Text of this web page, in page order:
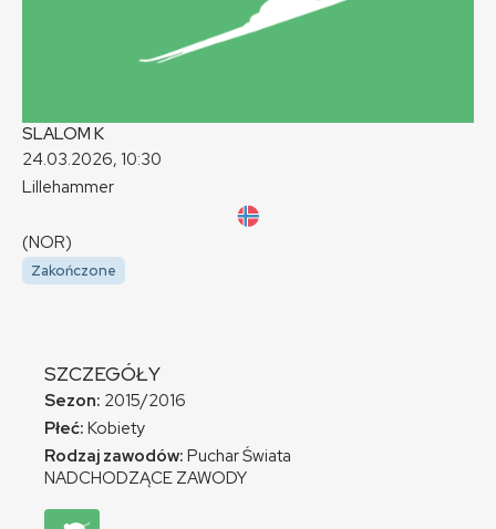
SLALOM K
24.03.2026, 10:30
Lillehammer
(NOR)
Zakończone
SZCZEGÓŁY
Sezon: 2015/2016
Płeć: Kobiety
Rodzaj zawodów: Puchar Świata
NADCHODZĄCE ZAWODY